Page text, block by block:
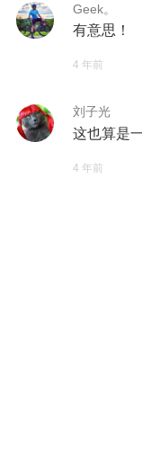
Geek。
有意思！
4 年前
刘子光
这也算是
4 年前